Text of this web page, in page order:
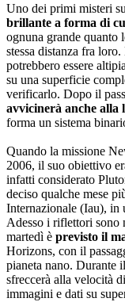
Uno dei primi misteri
brillante a forma di
ognuna grande quanto
stessa distanza fra
potrebbero essere
su una superficie
verificarlo. Dopo il
avvicinerà anche alla
forma un sistema
Quando la missione
2006, il suo obiettivo
infatti considerato
deciso qualche mese
Internazionale (Iau), in
Adesso i riflettori sono
martedì è previsto il
Horizons, con il
pianeta nano. Durante
sfreccerà alla velocità
immagini e dati su